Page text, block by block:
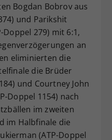
Bogdan Bobrov aus
und Parikshit
Doppel 279) mit 6:1,
an
eliminierten die
die Brüder
und Courtney John
Doppel 1154) nach
im zweiten
im Halbfinale die
(ATP-Doppel